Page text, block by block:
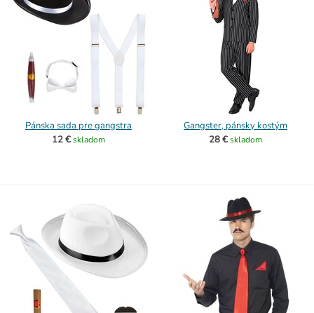
Pánska sada pre gangstra
12 €skladom
Gangster, pánsky kostým
28 €skladom